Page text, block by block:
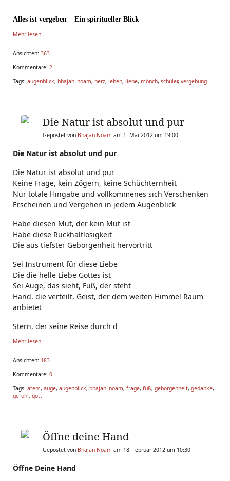
Alles ist vergeben – Ein spiritueller Blick
Mehr lesen...
Ansichten: 363
Kommentare: 2
Tags: augenblick, bhajan_noam, herz, leben, liebe, mönch, schüler, vergebung
Die Natur ist absolut und pur
Gepostet von Bhajan Noam am 1. Mai 2012 um 19:00
Die Natur ist absolut und pur
Die Natur ist absolut und pur
Keine Frage, kein Zögern, keine Schüchternheit
Nur totale Hingabe und vollkommenes sich Verschenken
Erscheinen und Vergehen in jedem Augenblick
Habe diesen Mut, der kein Mut ist
Habe diese Rückhaltlosigkeit
Die aus tiefster Geborgenheit hervortritt
Sei Instrument für diese Liebe
Die die helle Liebe Gottes ist
Sei Auge, das sieht, Fuß, der steht
Hand, die verteilt, Geist, der dem weiten Himmel Raum
anbietet
Stern, der seine Reise durch d
Mehr lesen...
Ansichten: 183
Kommentare: 0
Tags: atem, auge, augenblick, bhajan_noam, frage, fuß, geborgenheit, gedanke,
gefühl, gott
Öffne deine Hand
Gepostet von Bhajan Noam am 18. Februar 2012 um 10:30
Öffne Deine Hand